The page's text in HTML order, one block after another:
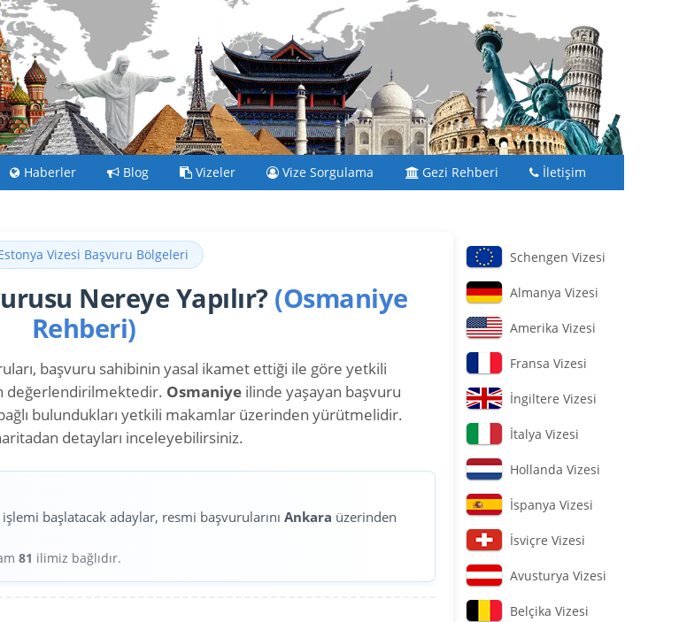
Haberler Blog Vizeler Vize Sorgulama Gezi Rehberi İletişim
Vizesi Başvuru Bölgeleri
Nereye Yapılır? (Osmaniye
Rehberi)
başvuru sahibinin yasal ikamet ettiği ile göre yetkili
değerlendirilmektedir. Osmaniye ilinde yaşayan başvuru
bulundukları yetkili makamlar üzerinden yürütmelidir.
detayları inceleyebilirsiniz.
işlemi başlatacak adaylar, resmi başvurularınıAnkara üzerinden
81 ilimiz bağlıdır.
Schengen Vizesi
Almanya Vizesi
Amerika Vizesi
Fransa Vizesi
İngiltere Vizesi
İtalya Vizesi
Hollanda Vizesi
İspanya Vizesi
İsviçre Vizesi
Avusturya Vizesi
Belçika Vizesi